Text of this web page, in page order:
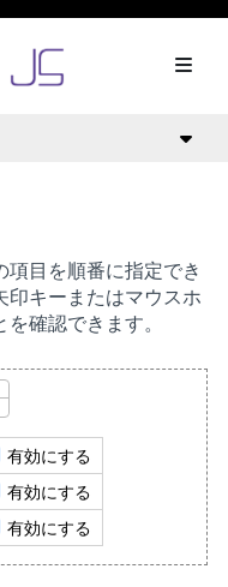
項目を順番に指定でき
印キーまたはマウスホ
確認できます。